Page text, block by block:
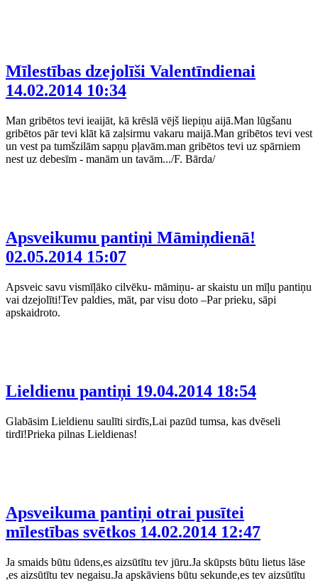
Mīlestības dzejolīši Valentīndienai
14.02.2014 10:34
Man gribētos tevi ieaijāt, kā krēslā vējš liepiņu aijā.Man lūgšanu
gribētos pār tevi klāt kā zaļsirmu vakaru maijā.Man gribētos tevi vest
un vest pa tumšzilām sapņu pļavām.man gribētos tevi uz spārniem
nest uz debesīm - manām un tavām.../F. Bārda/
Apsveikumu pantiņi Māmiņdienā!
02.05.2014 15:07
Apsveic savu vismīļāko cilvēku- māmiņu- ar skaistu un mīļu pantiņu
vai dzejolīti!Tev paldies, māt, par visu doto –Par prieku, sāpi
apskaidroto.
Lieldienu pantiņi 19.04.2014 18:54
Glabāsim Lieldienu saulīti sirdīs,Lai pazūd tumsa, kas dvēseli
tirdī!Prieka pilnas Lieldienas!
Apsveikuma pantiņi otrai pusītei
mīlestības svētkos 14.02.2014 12:47
Ja smaids būtu ūdens,es aizsūtītu tev jūru.Ja skūpsts būtu lietus lāse
,es aizsūtītu tev negaisu.Ja apskāviens būtu sekunde,es tev aizsūtītu